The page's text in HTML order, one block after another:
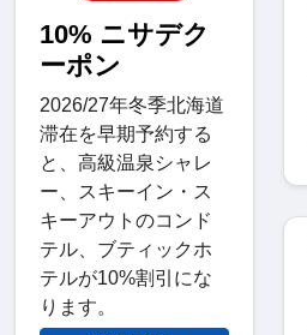
10% ニサデク
ーポン
2026/27年冬季北海道
滞在を早期予約する
と、高級温泉シャレ
ー、スキーイン・ス
キーアウトのコンド
テル、ブティックホ
テルが10%割引にな
ります。